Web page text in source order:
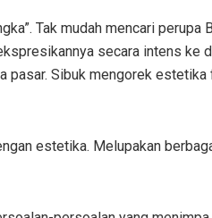
Tak mudah mencari perupa
secara intens ke
pasar. Sibuk mengorek
estetika. Melupakan